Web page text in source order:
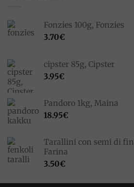
Fonzies 100g, Fonzies
3.70€
cipster 85g, Cipster
3.95€
Pandoro 1kg, Maina
18.95€
Tarallini con semi di
Farina
3.50€